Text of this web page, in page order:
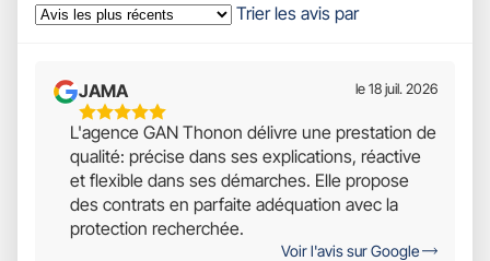
Trier les avis par
JAMA
5
Étoiles
Sur
5
le 18 juil. 2026
L'agence GAN Thonon délivre une prestation de
qualité: précise dans ses explications, réactive
et flexible dans ses démarches. Elle propose
des contrats en parfaite adéquation avec la
protection recherchée.
Voir l'avis sur Google